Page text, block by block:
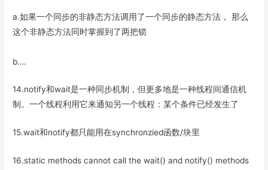
a.如果一个同步的非静态方法调用了一个同步的静态方法， 那么
这个非静态方法同时掌握到了两把锁
b….
14.notify和wait是一种同步机制，但更多地是一种线程间通信机
制。一个线程利用它来通知另一个线程：某个条件已经发生了
15.wait和notify都只能用在synchronzied函数/块里
16.static methods cannot call the wait() and notify() methods